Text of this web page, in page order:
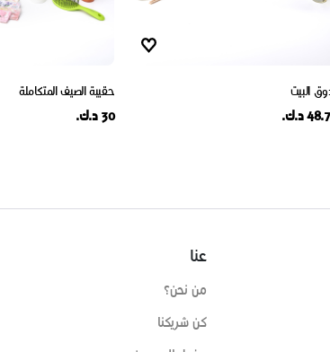
البيت
د.ك.
حقيبة الصيف المتكاملة
30 د.ك.
عنا
من نحن؟
كن شريكنا